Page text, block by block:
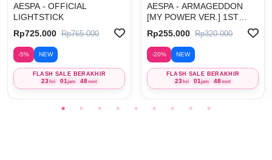
AESPA - OFFICIAL
LIGHTSTICK
Rp725.000 Rp765.000
-5% NEW
FLASH SALE BERAKHIR
23 hri 01 jam 48mnt
AESPA - ARMAGEDDON
[MY POWER VER.] 1ST
Rp255.000 Rp320.000
-20% NEW
FLASH SALE BERAKHIR
23 hri 01 jam 48mnt